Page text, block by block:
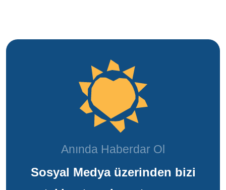
Anında Haberdar Ol
Sosyal Medya üzerinden bizi